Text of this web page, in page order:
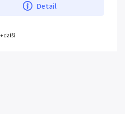
Detail
+ další